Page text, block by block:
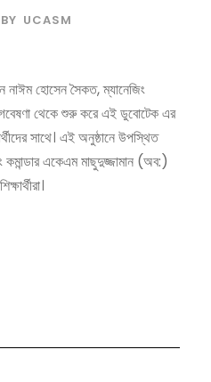
BY UCASM
হোসেন সৈকত, ম্যানেজিং
গবেষণা থেকে শুরু করে এই ডুবোটেক এর
সাথে। এই অনুষ্ঠানে উপস্থিত
কমান্ডার একেএম মাছুদুজ্জামান (অব:)